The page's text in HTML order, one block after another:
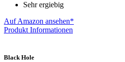
Sehr ergiebig
Auf Amazon ansehen*
Produkt Informationen
Black Hole